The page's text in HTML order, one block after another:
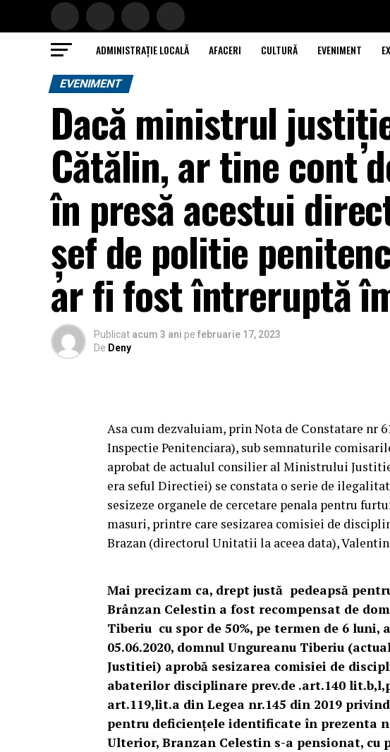
ADMINISTRAȚIE LOCALĂ AFACERI CULTURĂ EVENIMENT
EVENIMENT
Dacă ministrul
Cătălin, ar tine cont
în presă acestui
șef de politie
ar fi fost întreruptă
Publicat acum 3 ani pe februarie 17, 2023
De Deny
Asa cum dezvaluiam, prin Nota de Constatare nr
Inspectie Penitenciara), sub semnaturile
aprobat de actualul consilier al Ministrului
era seful Directiei) se constata o serie de
sesizeze organele de cercetare penala pentru
masuri, printre care sesizarea comisiei de
Brazan (directorul Unitatii la aceea data),
Mai precizam ca, drept justă pedeapsă
Brânzan Celestin a fost recompensat de
Tiberiu cu spor de 50%, pe termen de 6 luni,
05.06.2020, domnul Ungureanu Tiberiu
Justitiei) aprobă sesizarea comisiei de
abaterilor disciplinare prev.de .art.140
art.119,lit.a din Legea nr.145 din 2019
pentru deficiențele identificate în prezenta
Ulterior, Branzan Celestin s-a pensionat, cu